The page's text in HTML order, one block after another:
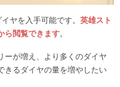
ヤを入手可能です。 英雄スト
ら閲覧できます。
ーが増え、より多くのダイヤ
きるダイヤの量を増やしたい